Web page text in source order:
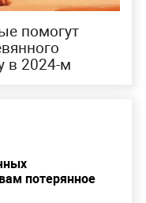
помогут
в 2024-м
потерянное